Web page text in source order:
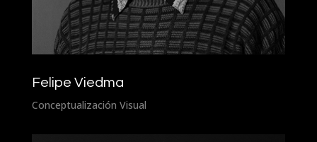
Felipe Viedma
Conceptualización Visual